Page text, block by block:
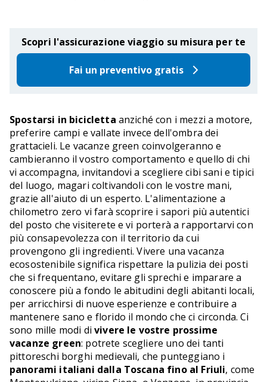
Scopri l'assicurazione viaggio su misura per te
Fai un preventivo gratis
Spostarsi in bicicletta anziché con i mezzi a motore,
preferire campi e vallate invece dell'ombra dei
grattacieli. Le vacanze green coinvolgeranno e
cambieranno il vostro comportamento e quello di chi
vi accompagna, invitandovi a scegliere cibi sani e tipici
del luogo, magari coltivandoli con le vostre mani,
grazie all'aiuto di un esperto. L'alimentazione a
chilometro zero vi farà scoprire i sapori più autentici
del posto che visiterete e vi porterà a rapportarvi con
più consapevolezza con il territorio da cui
provengono gli ingredienti. Vivere una vacanza
ecosostenibile significa rispettare la pulizia dei posti
che si frequentano, evitare gli sprechi e imparare a
conoscere più a fondo le abitudini degli abitanti locali,
per arricchirsi di nuove esperienze e contribuire a
mantenere sano e florido il mondo che ci circonda. Ci
sono mille modi divivere le vostre prossime
vacanze green: potrete scegliere uno dei tanti
pittoreschi borghi medievali, che punteggiano i
panorami italiani dalla Toscana fino al Friuli, come